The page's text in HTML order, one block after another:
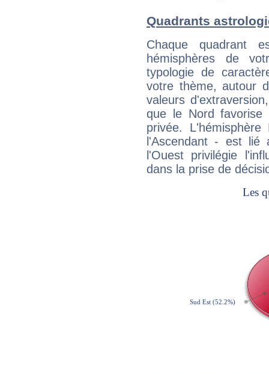
Quadrants
Chaque quadrant
hémisphères de
typologie de
votre thème, autour
valeurs
que le Nord favorise
privée.
l'Ascendant - est
l'Ouest privilégie
dans la prise de